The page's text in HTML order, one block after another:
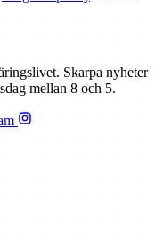
Skarpa nyheter
mellan 8 och 5.